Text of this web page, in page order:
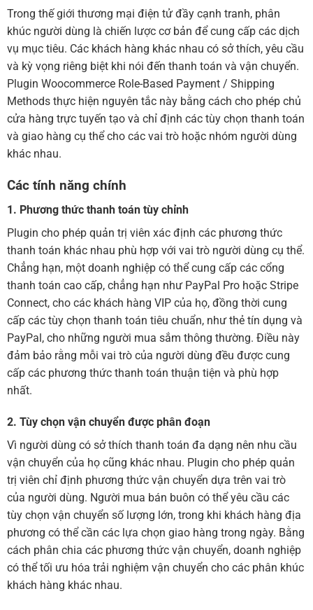
Trong thế giới thương mại điện tử đầy cạnh tranh, phân
khúc người dùng là chiến lược cơ bản để cung cấp các dịch
vụ mục tiêu. Các khách hàng khác nhau có sở thích, yêu cầu
và kỳ vọng riêng biệt khi nói đến thanh toán và vận chuyển.
Plugin Woocommerce Role-Based Payment / Shipping
Methods thực hiện nguyên tắc này bằng cách cho phép chủ
cửa hàng trực tuyến tạo và chỉ định các tùy chọn thanh toán
và giao hàng cụ thể cho các vai trò hoặc nhóm người dùng
khác nhau.
Các tính năng chính
1. Phương thức thanh toán tùy chỉnh
Plugin cho phép quản trị viên xác định các phương thức
thanh toán khác nhau phù hợp với vai trò người dùng cụ thể.
Chẳng hạn, một doanh nghiệp có thể cung cấp các cổng
thanh toán cao cấp, chẳng hạn như PayPal Pro hoặc Stripe
Connect, cho các khách hàng VIP của họ, đồng thời cung
cấp các tùy chọn thanh toán tiêu chuẩn, như thẻ tín dụng và
PayPal, cho những người mua sắm thông thường. Điều này
đảm bảo rằng mỗi vai trò của người dùng đều được cung
cấp các phương thức thanh toán thuận tiện và phù hợp
nhất.
2. Tùy chọn vận chuyển được phân đoạn
Vì người dùng có sở thích thanh toán đa dạng nên nhu cầu
vận chuyển của họ cũng khác nhau. Plugin cho phép quản
trị viên chỉ định phương thức vận chuyển dựa trên vai trò
của người dùng. Người mua bán buôn có thể yêu cầu các
tùy chọn vận chuyển số lượng lớn, trong khi khách hàng địa
phương có thể cần các lựa chọn giao hàng trong ngày. Bằng
cách phân chia các phương thức vận chuyển, doanh nghiệp
có thể tối ưu hóa trải nghiệm vận chuyển cho các phân khúc
khách hàng khác nhau.